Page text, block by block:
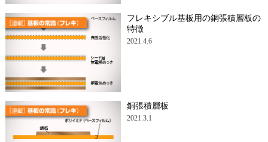
フレキシブル基板用の銅張積層板の
特徴
2021.4.6
銅張積層板
2021.3.1